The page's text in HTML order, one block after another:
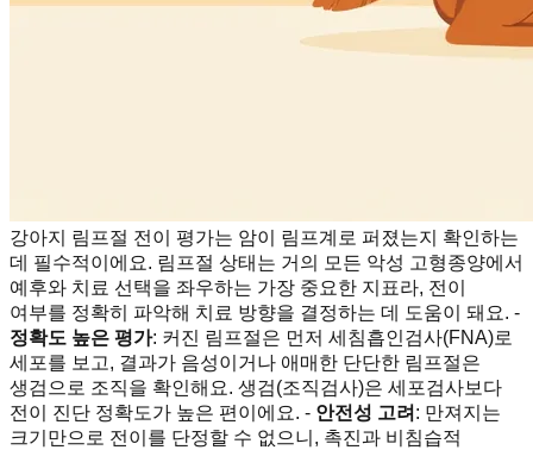
강아지 림프절 전이 평가는 암이 림프계로 퍼졌는지 확인하는
데 필수적이에요. 림프절 상태는 거의 모든 악성 고형종양에서
예후와 치료 선택을 좌우하는 가장 중요한 지표라, 전이
여부를 정확히 파악해 치료 방향을 결정하는 데 도움이 돼요. -
정확도 높은 평가: 커진 림프절은 먼저 세침흡인검사(FNA)로
세포를 보고, 결과가 음성이거나 애매한 단단한 림프절은
생검으로 조직을 확인해요. 생검(조직검사)은 세포검사보다
전이 진단 정확도가 높은 편이에요. - 안전성 고려 : 만져지는
크기만으로 전이를 단정할 수 없으니, 촉진과 비침습적